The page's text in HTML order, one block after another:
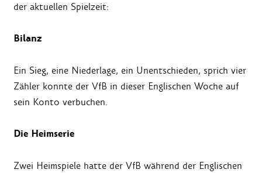
der aktuellen Spielzeit:
Bilanz
Ein Sieg, eine Niederlage, ein Unentschieden, sprich vier
Zähler konnte der VfB in dieser Englischen Woche auf
sein Konto verbuchen.
Die Heimserie
Zwei Heimspiele hatte der VfB während der Englischen